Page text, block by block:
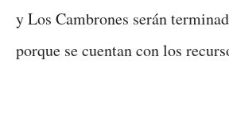
y Los Cambrones serán
porque se cuentan con los